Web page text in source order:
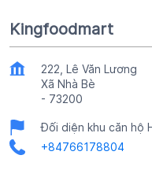
Kingfoodmart
222, Lê Văn Lương
Xã Nhà Bè
- 73200
Đối diện khu căn hộ
+84766178804